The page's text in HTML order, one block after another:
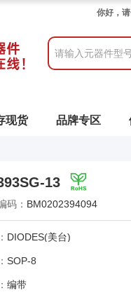
你好，
现货 品牌专区
13
码： BM0202394094
DIODES(美台)
SOP-8
编带